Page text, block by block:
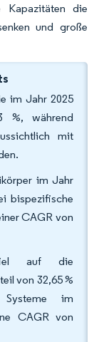
Kapazitäten die
und große
im Jahr 2025
%, während
mit
im Jahr
bispezifische
CAGR von
auf die
von 32,65 %
im
CAGR von